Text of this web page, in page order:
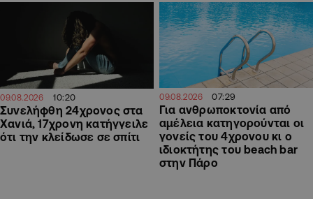
09.08.2026 10:20
Συνελήφθη 24χρονος στα
Χανιά, 17χρονη κατήγγειλε
ότι την κλείδωσε σε σπίτι
09.08.2026 07:29
Για ανθρωποκτονία από
αμέλεια κατηγορούνται οι
γονείς του 4χρονου κι ο
ιδιοκτήτης του beach bar
στην Πάρο